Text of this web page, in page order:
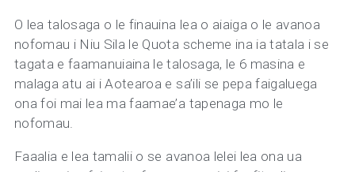
O lea talosaga o le finauina lea o aiaiga o le avanoa
nofomau i Niu Sila le Quota scheme ina ia tatala i se
tagata e faamanuiaina le talosaga, le 6 masina e
malaga atu ai i Aotearoa e sa’ili se pepa faigaluega
ona foi mai lea ma faamae’a tapenaga mo le
nofomau.
Faaalia e lea tamalii o se avanoa lelei lea ona ua